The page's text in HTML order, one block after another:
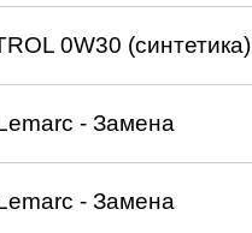
0W30 (синтетика)
- Замена
- Замена